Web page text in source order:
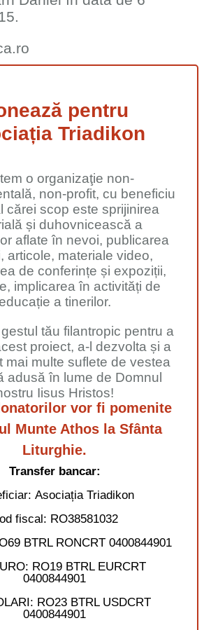
pentru
Triadikon
o organizaţie non-
non-profit, cu beneficiu
cărei scop este sprijinirea
și duhovnicească a
aflate în nevoi, publicarea
articole, materiale video,
de conferințe și expoziții,
implicarea în activități de
a tinerilor.
tău filantropic pentru a
proiect, a-l dezvolta și a
mai multe suflete de vestea
adusă în lume de Domnul
Iisus Hristos!
vor fi pomenite
Munte Athos la Sfânta
Liturghie.
Transfer bancar:
Asociația Triadikon
fiscal: RO38581032
BTRL RONCRT 0400844901
RO19 BTRL EURCRT
0400844901
RO23 BTRL USDCRT
0400844901